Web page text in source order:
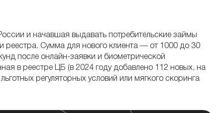
с моментальным решением
без посещения банка
и начавшая выдавать потребительские займы
реестра. Сумма для нового клиента — от 1000 до 30
после онлайн-заявки и биометрической
в реестре ЦБ (в 2024 году добавлено 112 новых, на
регуляторных условий или мягкого скоринга